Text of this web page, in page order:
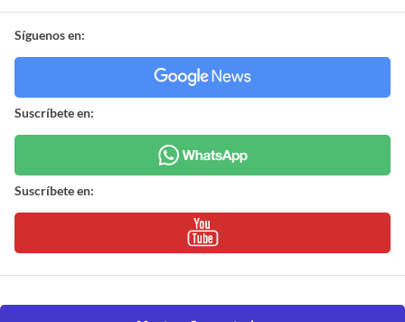
Síguenos en:
Suscríbete en:
Suscríbete en: